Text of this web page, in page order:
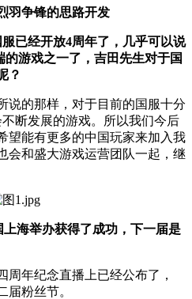
羽争锋的思路开发
已经开放4周年了，几乎可以说
游戏之一了，吉田先生对于国
？
说的那样，对于目前的国服十分
断发展的游戏。所以我们今后
望能有更多的中国玩家来加入我
会和盛大游戏运营团队一起，继
上海举办获得了成功，下一届是
周年纪念直播上已经公布了，
届粉丝节。